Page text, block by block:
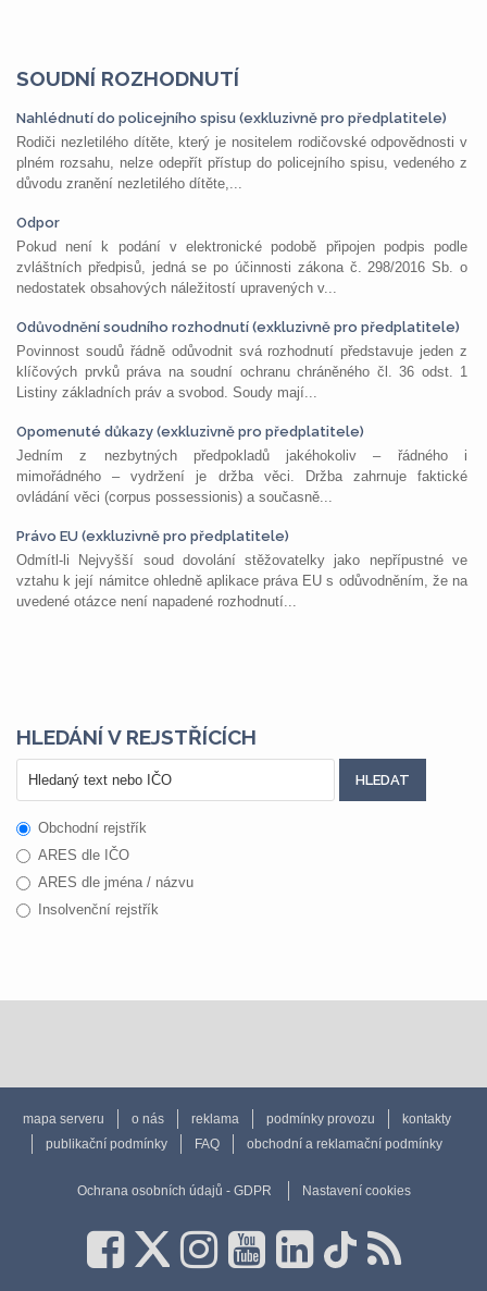
SOUDNÍ ROZHODNUTÍ
Nahlédnutí do policejního spisu (exkluzivně pro předplatitele)
Rodiči nezletilého dítěte, který je nositelem rodičovské odpovědnosti v
plném rozsahu, nelze odepřít přístup do policejního spisu, vedeného z
důvodu zranění nezletilého dítěte,...
Odpor
Pokud není k podání v elektronické podobě připojen podpis podle
zvláštních předpisů, jedná se po účinnosti zákona č. 298/2016 Sb. o
nedostatek obsahových náležitostí upravených v...
Odůvodnění soudního rozhodnutí (exkluzivně pro předplatitele)
Povinnost soudů řádně odůvodnit svá rozhodnutí představuje jeden z
klíčových prvků práva na soudní ochranu chráněného čl. 36 odst. 1
Listiny základních práv a svobod. Soudy mají...
Opomenuté důkazy (exkluzivně pro předplatitele)
Jedním z nezbytných předpokladů jakéhokoliv – řádného i
mimořádného – vydržení je držba věci. Držba zahrnuje faktické
ovládání věci (corpus possessionis) a současně...
Právo EU (exkluzivně pro předplatitele)
Odmítl-li Nejvyšší soud dovolání stěžovatelky jako nepřípustné ve
vztahu k její námitce ohledně aplikace práva EU s odůvodněním, že na
uvedené otázce není napadené rozhodnutí...
HLEDÁNÍ V REJSTŘÍCÍCH
Obchodní rejstřík
ARES dle IČO
ARES dle jména / názvu
Insolvenční rejstřík
mapa serveru o nás reklama podmínky provozu
kontakty
publikační podmínky
FAQ obchodní a reklamační podmínky
Ochrana osobních údajů - GDPR Nastavení cookies